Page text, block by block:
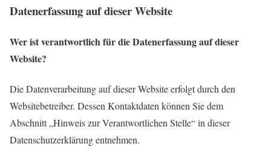
Datenerfassung auf dieser Website
Wer ist verantwortlich für die Datenerfassung auf dieser
Website?
Die Datenverarbeitung auf dieser Website erfolgt durch den
Websitebetreiber. Dessen Kontaktdaten können Sie dem
Abschnitt „Hinweis zur Verantwortlichen Stelle“ in dieser
Datenschutzerklärung entnehmen.